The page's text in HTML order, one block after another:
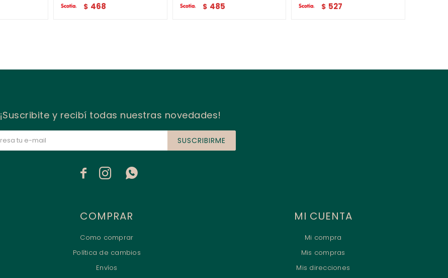
$ 468 $ 485 $ 527
COMPRAR
Como comprar
Política de cambios
Envíos
MI CUENTA
Mi compra
Mis compras
Mis direcciones
¡Suscribite y recibí todas nuestras novedades!
SUSCRIBIRME
  